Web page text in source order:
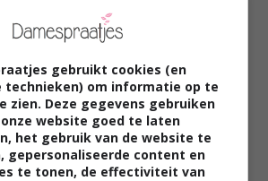
ze roddels over haar hoort.
of the town en sommige
dat ik zo ook in elkaar steek.
heb one night stands maar
Ik koop mijncondooms
ik een bulk koop, kosten ze
gebruikt cookies (en
technieken) om informatie op te
zien. Deze gegevens gebruiken
website goed te laten
het gebruik van de website te
gepersonaliseerde content en
te tonen, de effectiviteit van